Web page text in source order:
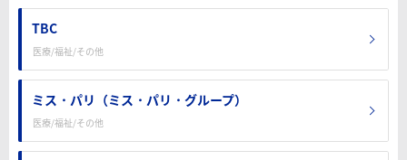
TBC
医療/福祉/その他
ミス・パリ（ミス・パリ・グループ）
医療/福祉/その他